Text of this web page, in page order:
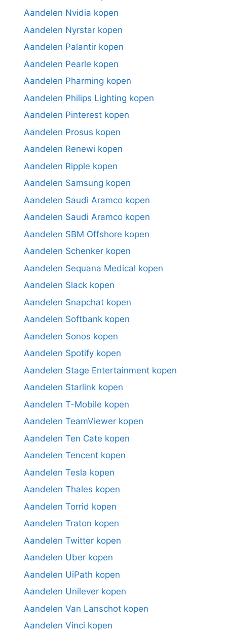
Aandelen Nvidia kopen
Aandelen Nyrstar kopen
Aandelen Palantir kopen
Aandelen Pearle kopen
Aandelen Pharming kopen
Aandelen Philips Lighting kopen
Aandelen Pinterest kopen
Aandelen Prosus kopen
Aandelen Renewi kopen
Aandelen Ripple kopen
Aandelen Samsung kopen
Aandelen Saudi Aramco kopen
Aandelen Saudi Aramco kopen
Aandelen SBM Offshore kopen
Aandelen Schenker kopen
Aandelen Sequana Medical kopen
Aandelen Slack kopen
Aandelen Snapchat kopen
Aandelen Softbank kopen
Aandelen Sonos kopen
Aandelen Spotify kopen
Aandelen Stage Entertainment kopen
Aandelen Starlink kopen
Aandelen T-Mobile kopen
Aandelen TeamViewer kopen
Aandelen Ten Cate kopen
Aandelen Tencent kopen
Aandelen Tesla kopen
Aandelen Thales kopen
Aandelen Torrid kopen
Aandelen Traton kopen
Aandelen Twitter kopen
Aandelen Uber kopen
Aandelen UiPath kopen
Aandelen Unilever kopen
Aandelen Van Lanschot kopen
Aandelen Vinci kopen